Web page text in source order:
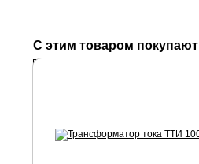
С этим товаром покупают
Подробнее